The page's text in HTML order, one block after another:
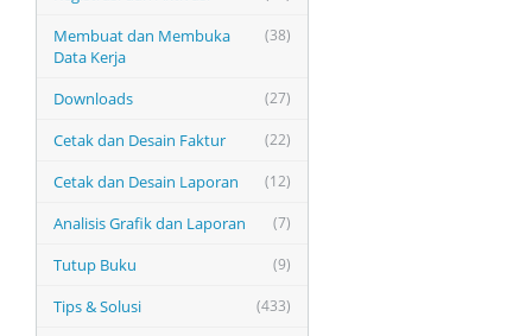
(38)
Membuat dan Membuka
Data Kerja
(27)
Downloads
(22)
Cetak dan Desain Faktur
(12)
Cetak dan Desain Laporan
(7)
Analisis Grafik dan Laporan
(9)
Tutup Buku
(433)
Tips & Solusi